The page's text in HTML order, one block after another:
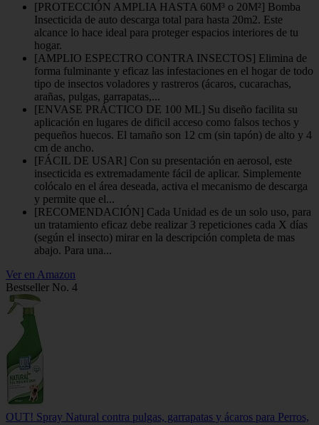
[PROTECCIÓN AMPLIA HASTA 60M³ o 20M²] Bomba
Insecticida de auto descarga total para hasta 20m2. Este
alcance lo hace ideal para proteger espacios interiores de tu
hogar.
[AMPLIO ESPECTRO CONTRA INSECTOS] Elimina de
forma fulminante y eficaz las infestaciones en el hogar de todo
tipo de insectos voladores y rastreros (ácaros, cucarachas,
arañas, pulgas, garrapatas,...
[ENVASE PRÁCTICO DE 100 ML] Su diseño facilita su
aplicación en lugares de dificil acceso como falsos techos y
pequeños huecos. El tamaño son 12 cm (sin tapón) de alto y 4
cm de ancho.
[FÁCIL DE USAR] Con su presentación en aerosol, este
insecticida es extremadamente fácil de aplicar. Simplemente
colócalo en el área deseada, activa el mecanismo de descarga
y permite que el...
[RECOMENDACIÓN] Cada Unidad es de un solo uso, para
un tratamiento eficaz debe realizar 3 repeticiones cada X días
(según el insecto) mirar en la descripción completa de mas
abajo. Para una...
Ver en Amazon
Bestseller No. 4
OUT! Spray Natural contra pulgas, garrapatas y ácaros para Perros,